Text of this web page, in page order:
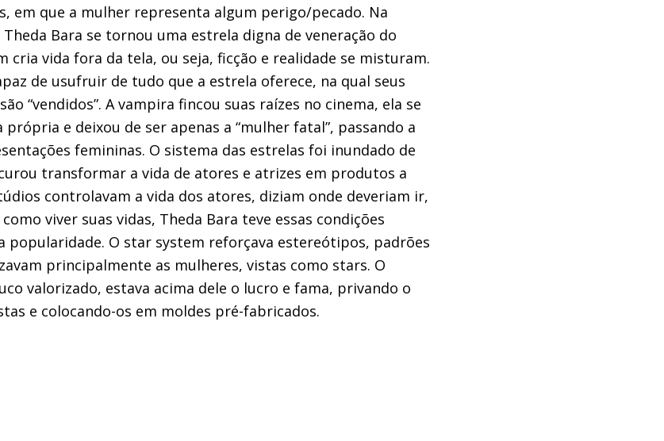
em que a mulher representa algum perigo/pecado. Na
Bara se tornou uma estrela digna de veneração do
cria vida fora da tela, ou seja, ficção e realidade se misturam.
de usufruir de tudo que a estrela oferece, na qual seus
“vendidos”. A vampira fincou suas raízes no cinema, ela se
e deixou de ser apenas a “mulher fatal”, passando a
femininas. O sistema das estrelas foi inundado de
transformar a vida de atores e atrizes em produtos a
controlavam a vida dos atores, diziam onde deveriam ir,
viver suas vidas, Theda Bara teve essas condições
popularidade. O star system reforçava estereótipos, padrões
principalmente as mulheres, vistas como stars. O
valorizado, estava acima dele o lucro e fama, privando o
e colocando-os em moldes pré-fabricados.